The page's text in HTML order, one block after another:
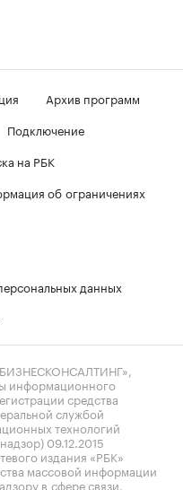
Архив программ
Подключение
на РБК
об ограничениях
данных
информационного
средства
службой
технологий
09.12.2015
издания «РБК»
массовой информации
в сфере связи,